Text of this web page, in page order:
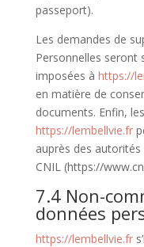
passeport).
Les demandes de
Personnelles seront
imposées à https://
en matière de
documents. Enfin,
https://lembellvie.fr
auprès des
CNIL (https://
7.4 Non-
données
https://lembellvie.fr